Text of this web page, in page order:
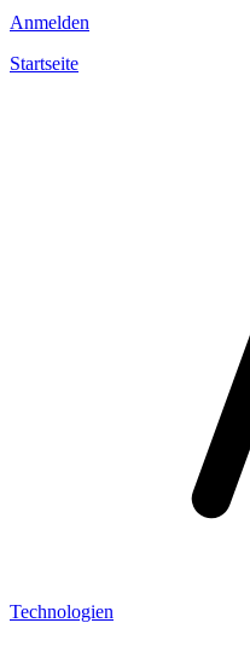
Anmelden
Startseite
Technologien